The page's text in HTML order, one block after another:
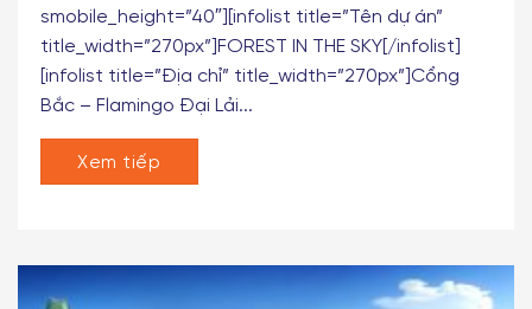
column3=”1c”][/contentbox][spacing
desktop_height=”50″ mobile_height=”40″
smobile_height=”40″][infolist title=”Tên dự án”
title_width=”270px”]FOREST IN THE SKY[/infolist]
[infolist title=”Địa chỉ” title_width=”270px”]Cổng
Bắc – Flamingo Đại Lải...